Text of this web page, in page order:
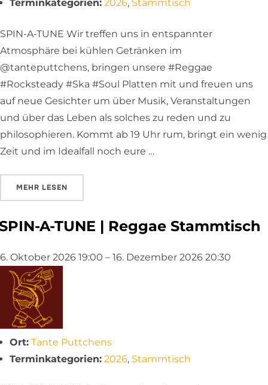
Terminkategorien: 2026, Stammtisch
SPIN-A-TUNE Wir treffen uns in entspannter
Atmosphäre bei kühlen Getränken im
@tanteputtchens, bringen unsere #Reggae
#Rocksteady #Ska #Soul Platten mit und freuen uns
auf neue Gesichter um über Musik, Veranstaltungen
und über das Leben als solches zu reden und zu
philosophieren. Kommt ab 19 Uhr rum, bringt ein wenig
Zeit und im Idealfall noch eure …
MEHR ÜBER „SPIN-A-TUNE | REGGAE STAMMTISCH“
LESEN
A-TUNE | Reggae Stammtisch
6. Oktober 2026 19:00 – 16. Dezember 2026 20:30
Ort: Tante Puttchens
Terminkategorien: 2026, Stammtisch